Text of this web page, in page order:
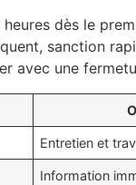
dès le
sanction
avec une
Entretien et
Information